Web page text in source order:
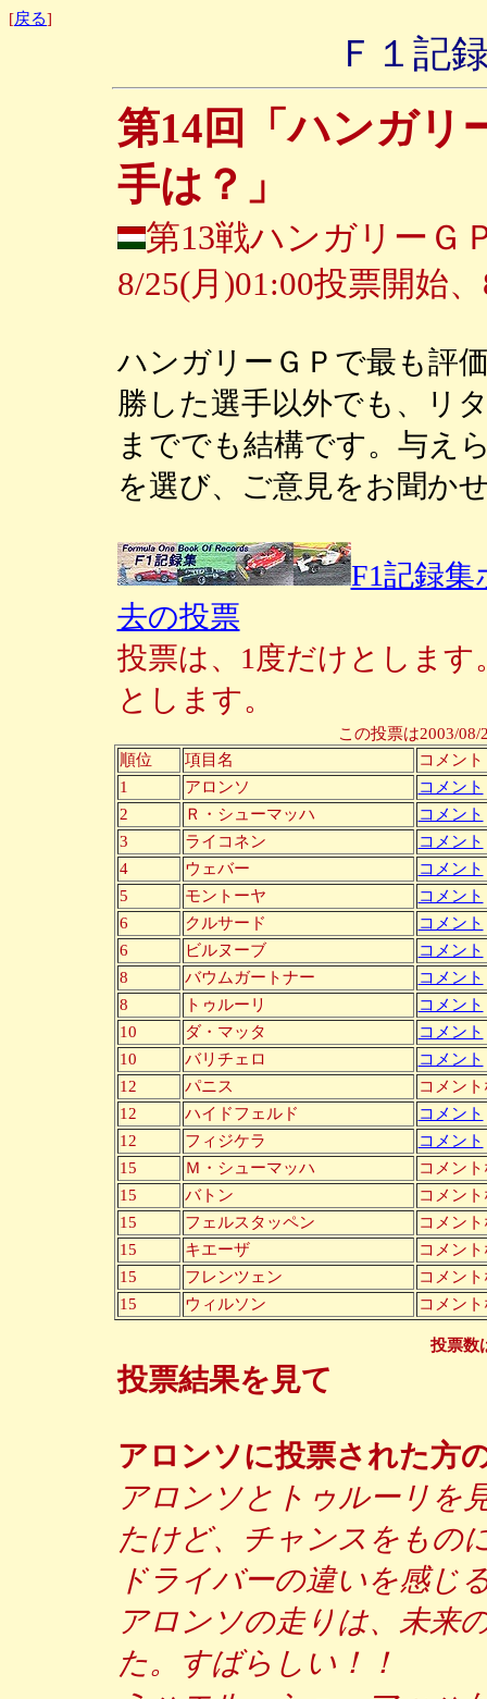
[戻る]
Ｆ１記
第14回「ハンガリ
手は？」
第13戦ハンガリーＧ
8/25(月)01:00投票開始
ハンガリーＧＰで最も評
勝した選手以外でも、リ
まででも結構です。与え
を選び、ご意見をお聞か
F1記録集
去の投票
投票は、1度だけとしま
とします。
この投票は2003/
順位
項目名
コメント
1
アロンソ
コメント
2
Ｒ・シューマッハ
コメント
3
ライコネン
コメント
4
ウェバー
コメント
5
モントーヤ
コメント
6
クルサード
コメント
6
ビルヌーブ
コメント
8
バウムガートナー
コメント
8
トゥルーリ
コメント
10
ダ・マッタ
コメント
10
バリチェロ
コメント
12
パニス
コメン
12
ハイドフェルド
コメント
12
フィジケラ
コメント
15
Ｍ・シューマッハ
コメン
15
バトン
コメン
15
フェルスタッペン
コメン
15
キエーザ
コメン
15
フレンツェン
コメン
15
ウィルソン コメン
投票数
投票結果を見て
アロンソに投票された方
アロンソとトゥルーリを
たけど、チャンスをもの
ドライバーの違いを感じ
アロンソの走りは、未来
た。すばらしい！！